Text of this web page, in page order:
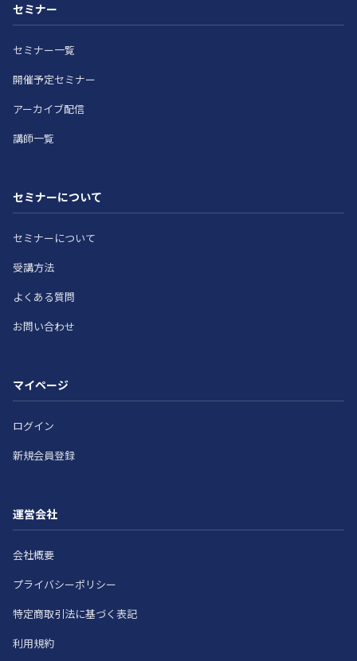
セミナー
セミナー一覧
開催予定セミナー
アーカイブ配信
講師一覧
セミナーについて
セミナーについて
受講方法
よくある質問
お問い合わせ
マイページ
ログイン
新規会員登録
運営会社
会社概要
プライバシーポリシー
特定商取引法に基づく表記
利用規約